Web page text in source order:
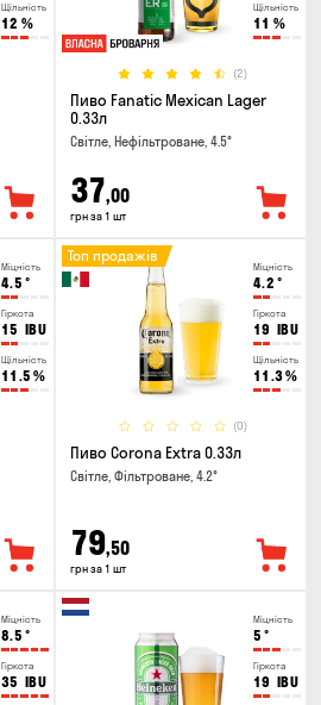
Щільність
12 %
Щільність
11 %
(2)
Пиво Fanatic Mexican Lager
0.33л
Світле, Нефільтроване, 4.5°
37,00
грн за 1 шт
Міцність
4.5 °
Гіркота
15 IBU
Щільність
11.5 %
Міцність
4.2 °
Гіркота
19 IBU
Щільність
11.3%
(0)
Топ продажів
Пиво Corona Extra 0.33л
Світле, Фільтроване, 4.2°
79,50
грн за 1 шт
Міцність
8.5 °
Гіркота
35 IBU
Міцність
5 °
Гіркота
19 IBU